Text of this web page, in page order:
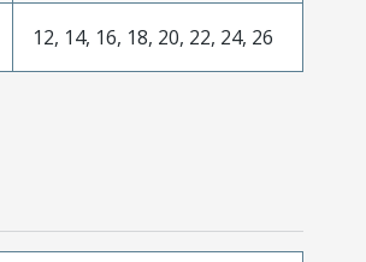
12, 14, 16, 18, 20, 22, 24, 26